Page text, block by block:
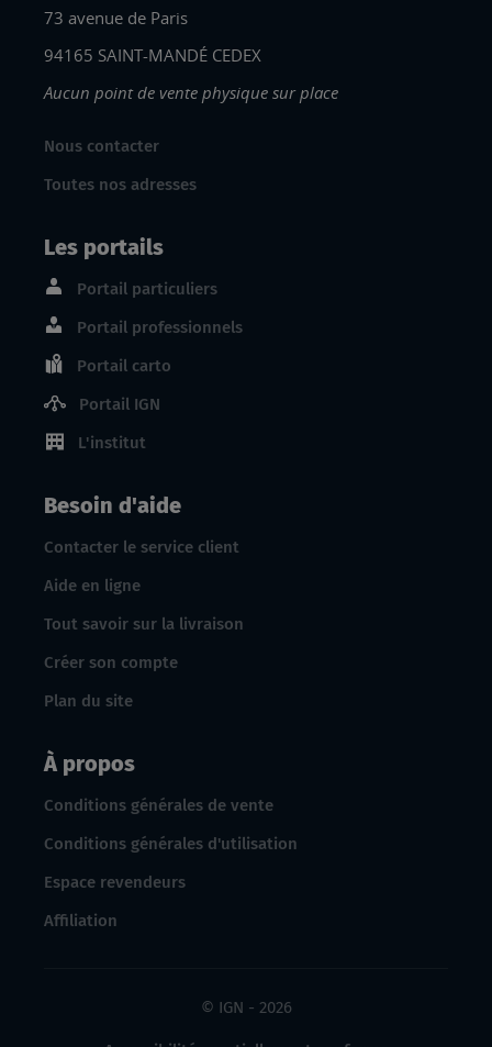
73 avenue de Paris
94165 SAINT-MANDÉ CEDEX
Aucun point de vente physique sur place
Nous contacter
Toutes nos adresses
Les portails
Portail particuliers
Portail professionnels
Portail carto
Portail IGN
L'institut
Besoin d'aide
Contacter le service client
Aide en ligne
Tout savoir sur la livraison
Créer son compte
Plan du site
À propos
Conditions générales de vente
Conditions générales d'utilisation
Espace revendeurs
Affiliation
© IGN - 2026